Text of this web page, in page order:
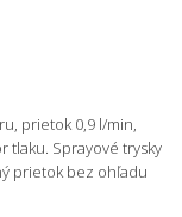
prietok 0,9 l/min,
tlaku. Sprayové trysky
prietok bez ohľadu